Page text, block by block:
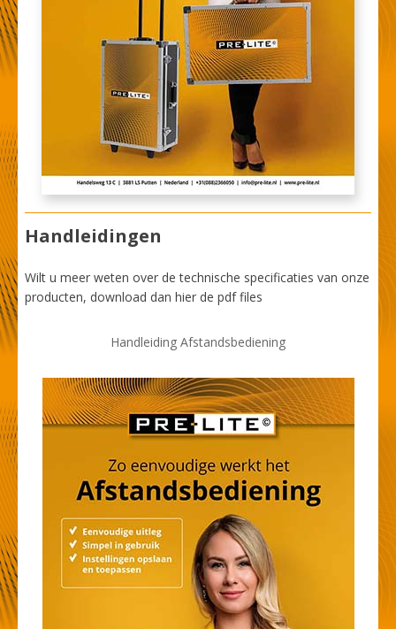
Handleidingen
Wilt u meer weten over de technische specificaties van onze
producten, download dan hier de pdf files
Handleiding Afstandsbediening